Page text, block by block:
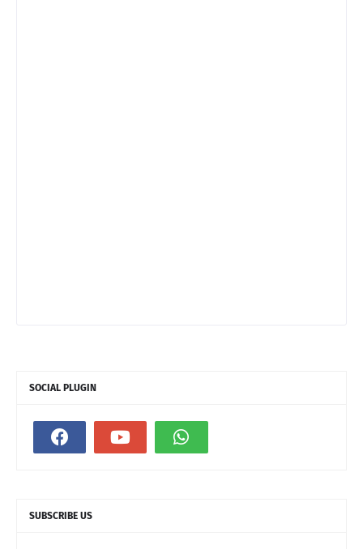
SOCIAL PLUGIN
SUBSCRIBE US